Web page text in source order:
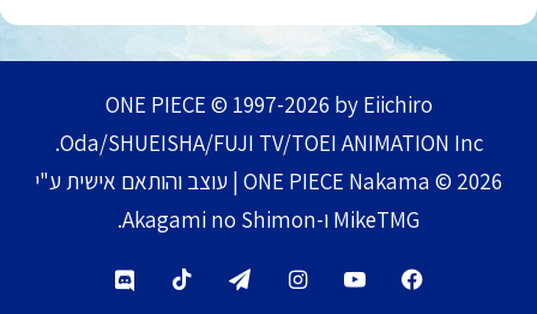
ONE PIECE © 1997-2026 by Eiichiro
Oda/SHUEISHA/FUJI TV/TOEI ANIMATION Inc.
ONE PIECE Nakama © 2026 | עוצב והותאם אישית ע"י
MikeTMG ו-Akagami no Shimon.
Facebook
YouTube
Instagram
Telegram
TikTok
Discord